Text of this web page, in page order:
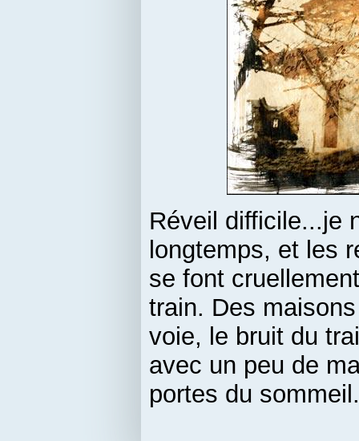
Réveil difficile...je
longtemps, et les
se font
train. Des
voie, le bruit du
avec un peu de
portes du